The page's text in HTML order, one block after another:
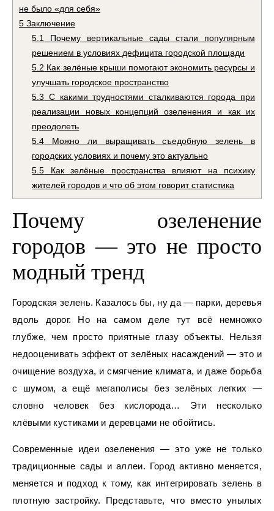
не было «для себя»
5 Заключение
5.1 Почему вертикальные сады стали популярным
решением в условиях дефицита городской площади
5.2 Как зелёные крыши помогают экономить ресурсы и
улучшать городское пространство
5.3 С какими трудностями сталкиваются города при
реализации новых концепций озеленения и как их
преодолеть
5.4 Можно ли выращивать съедобную зелень в
городских условиях и почему это актуально
5.5 Как зелёные пространства влияют на психику
жителей городов и что об этом говорит статистика
Почему озеленение
городов — это не просто
модный тренд
Городская зелень. Казалось бы, ну да — парки, деревья
вдоль дорог. Но на самом деле тут всё немножко
глубже, чем просто приятные глазу объекты. Нельзя
недооценивать эффект от зелёных насаждений — это и
очищение воздуха, и смягчение климата, и даже борьба
с шумом, а ещё мегаполисы без зелёных легких —
словно человек без кислорода… Эти несколько
клёвыми кустиками и деревцами не обойтись.
Современные идеи озеленения — это уже не только
традиционные сады и аллеи. Город активно меняется,
меняется и подход к тому, как интегрировать зелень в
плотную застройку. Представьте, что вместо унылых